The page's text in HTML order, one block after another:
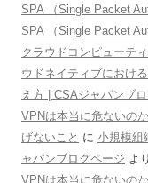
SPA （Single Packet
SPA （Single Packet
クラウドコンピューテ
ウドネイティブにおけ
え方 | CSAジャパンブ
VPNは本当に危ない
げないこと に 小規模組
ャパンブログページ より
VPNは本当に危ないのか